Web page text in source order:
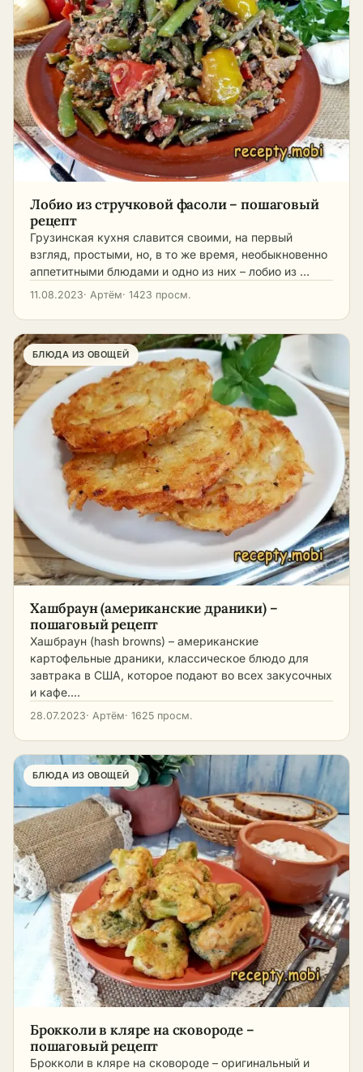
Лобио из стручковой фасоли – пошаговый
рецепт
Грузинская кухня славится своими, на первый
взгляд, простыми, но, в то же время, необыкновенно
аппетитными блюдами и одно из них – лобио из …
11.08.2023· Артём· 1423 просм.
БЛЮДА ИЗ ОВОЩЕЙ
Хашбраун (американские драники) –
пошаговый рецепт
Хашбраун (hash browns) – американские
картофельные драники, классическое блюдо для
завтрака в США, которое подают во всех закусочных
и кафе.…
28.07.2023· Артём· 1625 просм.
БЛЮДА ИЗ ОВОЩЕЙ
Брокколи в кляре на сковороде –
пошаговый рецепт
Брокколи в кляре на сковороде – оригинальный и